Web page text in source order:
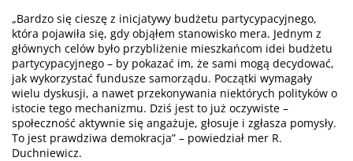
„Bardzo się cieszę z inicjatywy budżetu partycypacyjnego,
która pojawiła się, gdy objąłem stanowisko mera. Jednym z
głównych celów było przybliżenie mieszkańcom idei budżetu
partycypacyjnego – by pokazać im, że sami mogą decydować,
jak wykorzystać fundusze samorządu. Początki wymagały
wielu dyskusji, a nawet przekonywania niektórych polityków o
istocie tego mechanizmu. Dziś jest to już oczywiste –
społeczność aktywnie się angażuje, głosuje i zgłasza pomysły.
To jest prawdziwa demokracja” – powiedział mer R.
Duchniewicz.